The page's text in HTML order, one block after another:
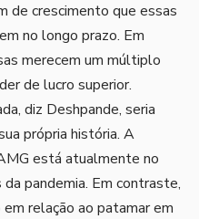
de crescimento que essas
no longo prazo. Em
merecem um múltiplo
de lucro superior.
diz Deshpande, seria
própria história. A
está atualmente no
pandemia. Em contraste,
relação ao patamar em